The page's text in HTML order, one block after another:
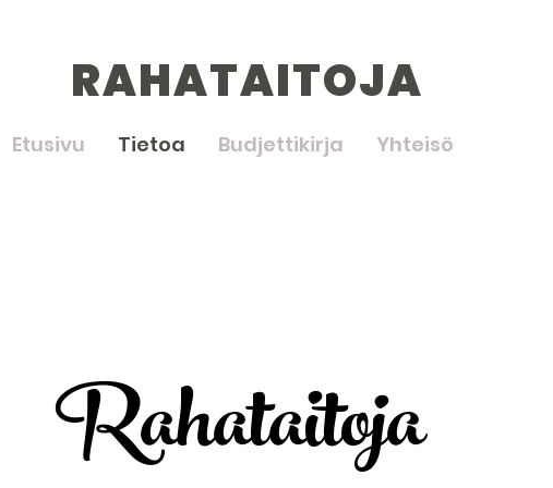
RAHATAITOJA
Etusivu Tietoa Budjettikirja Yhteisö
Rahataitoja